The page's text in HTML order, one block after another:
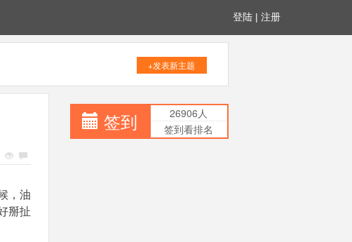
登陆 | 注册
+发表新主题
，油
掰扯
签到
26906人
签到看排名